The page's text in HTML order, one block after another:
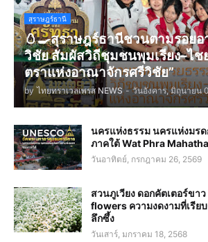
สุราษฎร์ธานี
🥚🍳สุราษฎร์ธานีชวนตามรอยอ
วิชัย สัมผัสวิถีชุมชนพุมเรียง–ไช
ตราแห่งอาณาจักรศรีวิชัย”
by ไทยทราเวลเพรส NEWS - วันอังคาร, มิถุนายน
นครแห่งธรรม นครแห่งมร
ภาคใต้ Wat Phra
วันอาทิตย์, กรกฎาคม 26, 2569
สวนภูเวียง ดอกคัตเตอร์ขา
flowers ความงดงามที่เรีย
ลึกซึ้ง
วันเสาร์, มกราคม 18, 2568